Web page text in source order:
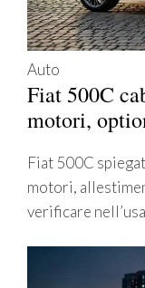
Auto
Fiat 500C
motori,
Fiat 500C
motori,
verificare